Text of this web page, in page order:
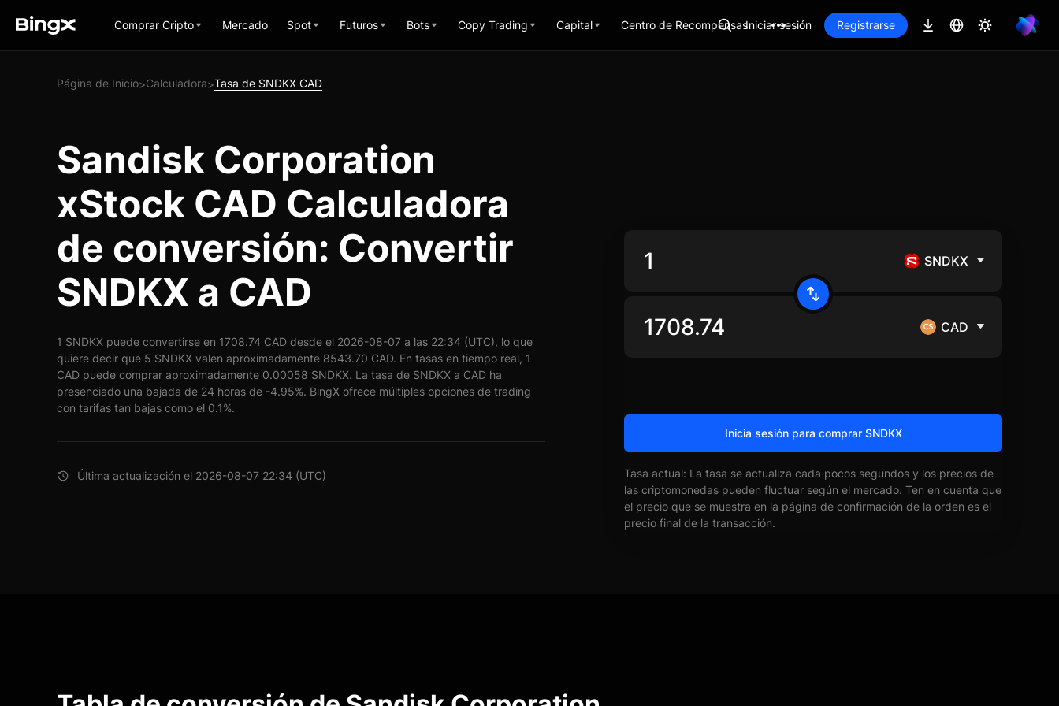
Comprar Cripto Mercado Spot Futuros Bots Copy Trading Capital Centro de RecompensasIniciar sesión Registrarse
Página de Inicio>Calculadora>Tasa de SNDKX CAD
Sandisk Corporation
xStock CAD Calculadora
de conversión: Convertir
SNDKX a CAD
1 SNDKX puede convertirse en 1708.74 CAD desde el 2026-08-07 a las 22:34 (UTC), lo que
quiere decir que 5 SNDKX valen aproximadamente 8543.70 CAD. En tasas en tiempo real, 1
CAD puede comprar aproximadamente 0.00058 SNDKX. La tasa de SNDKX a CAD ha
presenciado una bajada de 24 horas de -4.95%. BingX ofrece múltiples opciones de trading
con tarifas tan bajas como el 0.1%.
Última actualización el 2026-08-07 22:34 (UTC)
SNDKX
CAD
Inicia sesión para comprar SNDKX
Tasa actual: La tasa se actualiza cada pocos segundos y los precios de
las criptomonedas pueden fluctuar según el mercado. Ten en cuenta que
el precio que se muestra en la página de confirmación de la orden es el
precio final de la transacción.